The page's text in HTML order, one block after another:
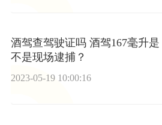
酒驾查驾驶证吗 酒驾167毫升是
不是现场逮捕？
2023-05-19 10:00:16